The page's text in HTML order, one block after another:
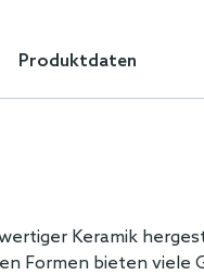
Produktdaten
Keramik
Formen bieten viele